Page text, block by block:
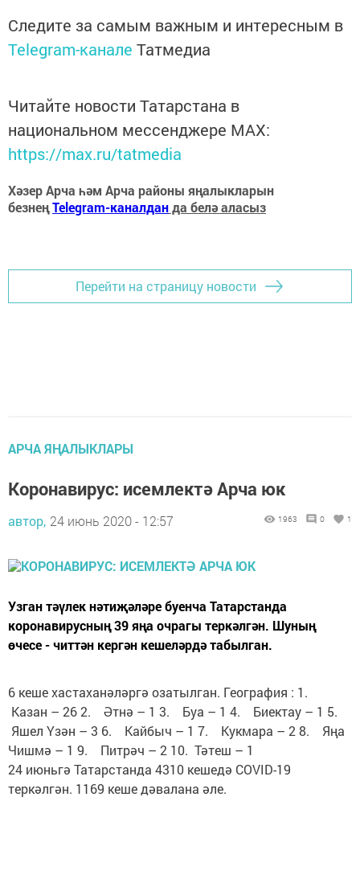
Следите за самым важным и интересным в
Telegram-канале Татмедиа
Читайте новости Татарстана в
национальном мессенджере MАХ:
https://max.ru/tatmedia
Хәзер Арча һәм Арча районы яңалыкларын
безнеңTelegram-каналданда белә аласыз
Перейти на страницу новости
АРЧА ЯҢАЛЫКЛАРЫ
Коронавирус: исемлектә Арча юк
автор, 24 июнь 2020 - 12:57 1963 0 1
Узган тәүлек нәтиҗәләре буенча Татарстанда
коронавирусның 39 яңа очрагы теркәлгән. Шуның
өчесе - читтән кергән кешеләрдә табылган.
6 кеше хастаханәләргә озатылган. География : 1.
Казан – 26 2. Әтнә – 1 3. Буа – 1 4. Биектау – 1 5.
Яшел Үзән – 3 6. Кайбыч – 1 7. Кукмара – 2 8. Яңа
Чишмә – 1 9. Питрәч – 2 10. Тәтеш – 1
24 июньгә Татарстанда 4310 кешедә COVID-19
теркәлгән. 1169 кеше дәвалана әле.